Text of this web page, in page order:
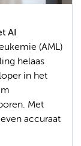
AI
(AML)
helaas
in het
Met
accuraat